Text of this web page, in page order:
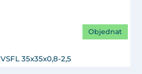
VSFL 35x35x0,8-2,5
Objednat